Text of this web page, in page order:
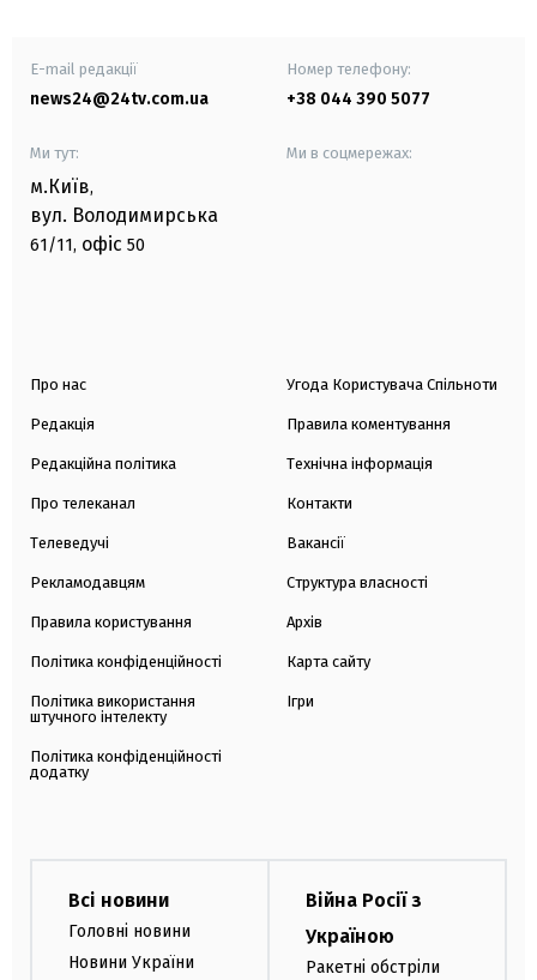
E-mail редакції
news24@24tv.com.ua
Номер телефону:
+38 044 390 5077
Ми тут:
м.Київ,
вул. Володимирська
61/11, офіс 50
Ми в соцмережах:
Про нас
Редакція
Редакційна політика
Про телеканал
Телеведучі
Рекламодавцям
Правила користування
Політика конфіденційності
Політика використання
штучного інтелекту
Політика конфіденційності
додатку
Угода Користувача Спільноти
Правила коментування
Технічна інформація
Контакти
Вакансії
Структура власності
Архів
Карта сайту
Ігри
Всі новини
Головні новини
Новини України
Війна Росії з
Україною
Ракетні обстріли